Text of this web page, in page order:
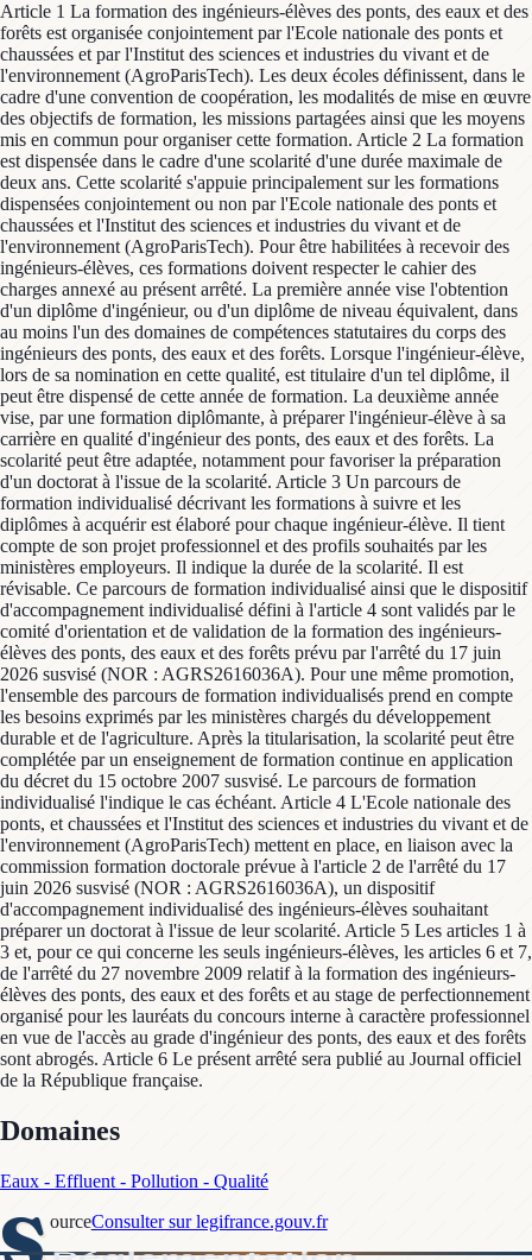
Article 1 La formation des ingénieurs-élèves des ponts, des eaux et des
forêts est organisée conjointement par l'Ecole nationale des ponts et
chaussées et par l'Institut des sciences et industries du vivant et de
l'environnement (AgroParisTech). Les deux écoles définissent, dans le
cadre d'une convention de coopération, les modalités de mise en œuvre
des objectifs de formation, les missions partagées ainsi que les moyens
mis en commun pour organiser cette formation. Article 2 La formation
est dispensée dans le cadre d'une scolarité d'une durée maximale de
deux ans. Cette scolarité s'appuie principalement sur les formations
dispensées conjointement ou non par l'Ecole nationale des ponts et
chaussées et l'Institut des sciences et industries du vivant et de
l'environnement (AgroParisTech). Pour être habilitées à recevoir des
ingénieurs-élèves, ces formations doivent respecter le cahier des
charges annexé au présent arrêté. La première année vise l'obtention
d'un diplôme d'ingénieur, ou d'un diplôme de niveau équivalent, dans
au moins l'un des domaines de compétences statutaires du corps des
ingénieurs des ponts, des eaux et des forêts. Lorsque l'ingénieur-élève,
lors de sa nomination en cette qualité, est titulaire d'un tel diplôme, il
peut être dispensé de cette année de formation. La deuxième année
vise, par une formation diplômante, à préparer l'ingénieur-élève à sa
carrière en qualité d'ingénieur des ponts, des eaux et des forêts. La
scolarité peut être adaptée, notamment pour favoriser la préparation
d'un doctorat à l'issue de la scolarité. Article 3 Un parcours de
formation individualisé décrivant les formations à suivre et les
diplômes à acquérir est élaboré pour chaque ingénieur-élève. Il tient
compte de son projet professionnel et des profils souhaités par les
ministères employeurs. Il indique la durée de la scolarité. Il est
révisable. Ce parcours de formation individualisé ainsi que le dispositif
d'accompagnement individualisé défini à l'article 4 sont validés par le
comité d'orientation et de validation de la formation des ingénieurs-
élèves des ponts, des eaux et des forêts prévu par l'arrêté du 17 juin
2026 susvisé (NOR : AGRS2616036A). Pour une même promotion,
l'ensemble des parcours de formation individualisés prend en compte
les besoins exprimés par les ministères chargés du développement
durable et de l'agriculture. Après la titularisation, la scolarité peut être
complétée par un enseignement de formation continue en application
du décret du 15 octobre 2007 susvisé. Le parcours de formation
individualisé l'indique le cas échéant. Article 4 L'Ecole nationale des
ponts, et chaussées et l'Institut des sciences et industries du vivant et de
l'environnement (AgroParisTech) mettent en place, en liaison avec la
commission formation doctorale prévue à l'article 2 de l'arrêté du 17
juin 2026 susvisé (NOR : AGRS2616036A), un dispositif
d'accompagnement individualisé des ingénieurs-élèves souhaitant
préparer un doctorat à l'issue de leur scolarité. Article 5 Les articles 1 à
3 et, pour ce qui concerne les seuls ingénieurs-élèves, les articles 6 et 7,
de l'arrêté du 27 novembre 2009 relatif à la formation des ingénieurs-
élèves des ponts, des eaux et des forêts et au stage de perfectionnement
organisé pour les lauréats du concours interne à caractère professionnel
en vue de l'accès au grade d'ingénieur des ponts, des eaux et des forêts
sont abrogés. Article 6 Le présent arrêté sera publié au Journal officiel
de la République française.
Domaines
Eaux - Effluent - Pollution - Qualité
ourceConsulter sur legifrance.gouv.fr